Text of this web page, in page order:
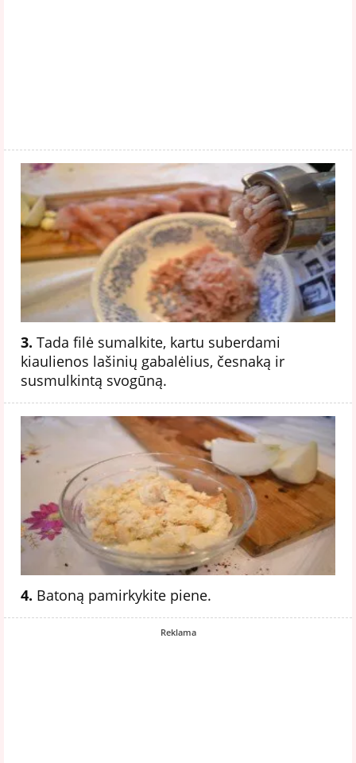
3. Tada filė sumalkite, kartu suberdami
kiaulienos lašinių gabalėlius, česnaką ir
susmulkintą svogūną.
4. Batoną pamirkykite piene.
Reklama